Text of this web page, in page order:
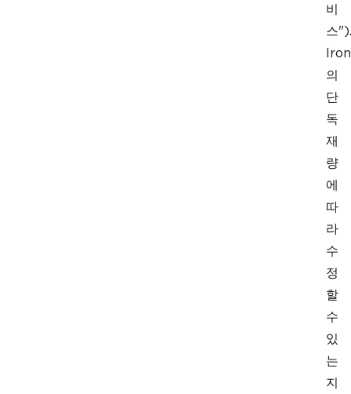
비
스").
Iron
의
단
독
재
량
에
따
라
수
정
할
수
있
는
지